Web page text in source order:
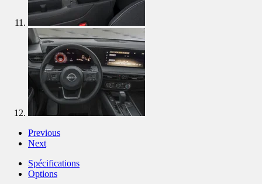
Previous
Next
Spécifications
Options